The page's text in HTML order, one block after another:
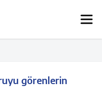
görenlerin